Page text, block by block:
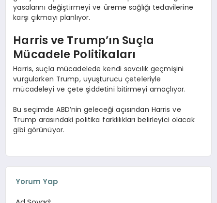
yasalarını değiştirmeyi ve üreme sağlığı tedavilerine
karşı çıkmayı planlıyor.
Harris ve Trump’ın Suçla
Mücadele Politikaları
Harris, suçla mücadelede kendi savcılık geçmişini
vurgularken Trump, uyuşturucu çeteleriyle
mücadeleyi ve çete şiddetini bitirmeyi amaçlıyor.
Bu seçimde ABD’nin geleceği açısından Harris ve
Trump arasındaki politika farklılıkları belirleyici olacak
gibi görünüyor.
Yorum Yap